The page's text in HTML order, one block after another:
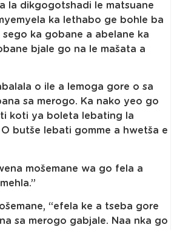
la dikgogotshadi le matsuane
ka lethabo ge bohle ba
ka gobane a abelane ka
bjale go na le mašata a
o ile a lemoga gore o sa
sa merogo. Ka nako yeo go
koti ya boleta lebating la
butše lebati gomme a hwetša e
mošemane wa go fela a
“efela ke a tseba gore
sa merogo gabjale. Naa nka go